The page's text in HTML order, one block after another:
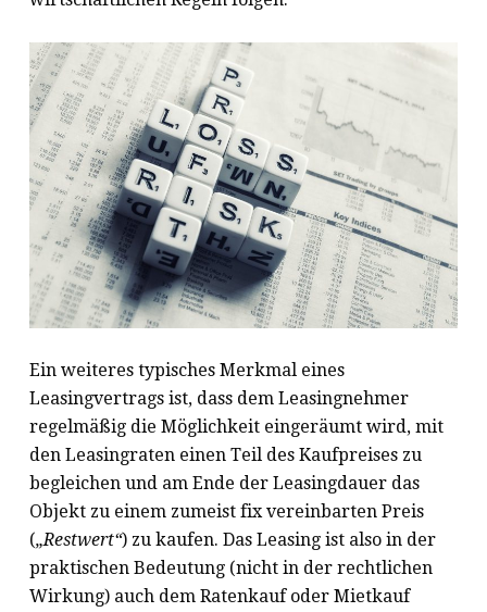
Ein weiteres typisches Merkmal eines
Leasingvertrags ist, dass dem Leasingnehmer
regelmäßig die Möglichkeit eingeräumt wird, mit
den Leasingraten einen Teil des Kaufpreises zu
begleichen und am Ende der Leasingdauer das
Objekt zu einem zumeist fix vereinbarten Preis
(„Restwert“) zu kaufen. Das Leasing ist also in der
praktischen Bedeutung (nicht in der rechtlichen
Wirkung) auch dem Ratenkauf oder Mietkauf